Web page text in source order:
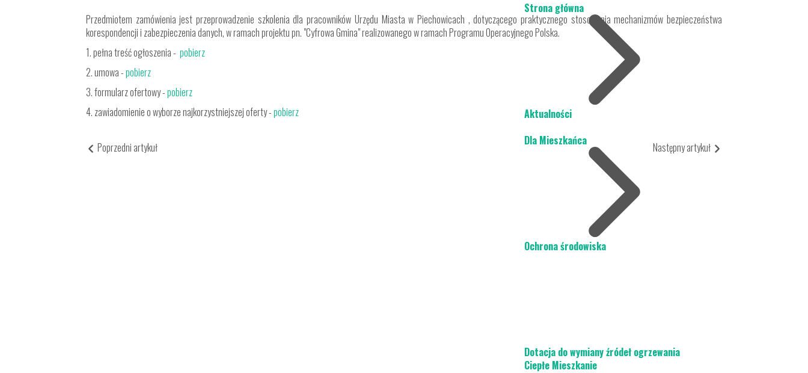
Strona główna
Aktualności
Dla Mieszkańca
Ochrona środowiska
Dotacja do wymiany źródeł ogrzewania
Ciepłe Mieszkanie
Przedmiotem zamówienia jest przeprowadzenie szkolenia dla pracowników Urzędu Miasta w Piechowicach , dotyczącego praktycznego stosowania mechanizmów bezpieczeństwa
korespondencji i zabezpieczenia danych, w ramach projektu pn. "Cyfrowa Gmina" realizowanego w ramach Programu Operacyjnego Polska.
1. pełna treść ogłoszenia - pobierz
2. umowa -pobierz
3. formularz ofertowy -pobierz
4. zawiadomienie o wyborze najkorzystniejszej oferty -pobierz
Poprzedni artykuł Następny artykuł